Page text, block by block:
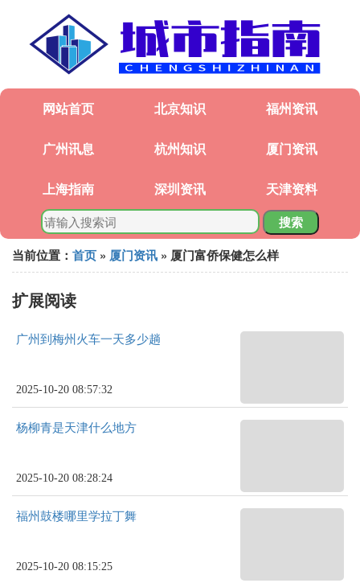
网站首页 北京知识 福州资讯
广州讯息 杭州知识 厦门资讯
上海指南 深圳资讯 天津资料
搜索
当前位置： 首页 » 厦门资讯 » 厦门富侨保健怎么样
扩展阅读
广州到梅州火车一天多少趟
2025-10-20 08:57:32
杨柳青是天津什么地方
2025-10-20 08:28:24
福州鼓楼哪里学拉丁舞
2025-10-20 08:15:25